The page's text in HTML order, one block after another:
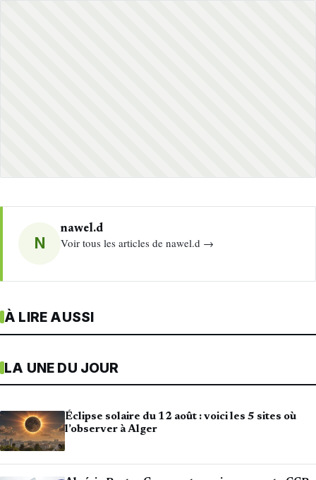
N
nawel.d
Voir tous les articles de nawel.d →
À LIRE AUSSI
LA UNE DU JOUR
Éclipse solaire du 12 août : voici les 5 sites où
l’observer à Alger